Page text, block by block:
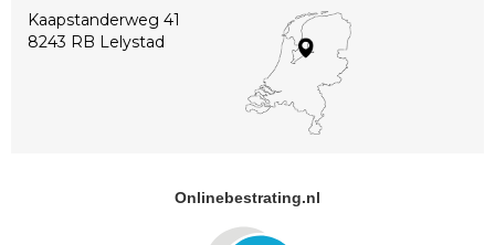
Kaapstanderweg 41
8243 RB Lelystad
Onlinebestrating.nl